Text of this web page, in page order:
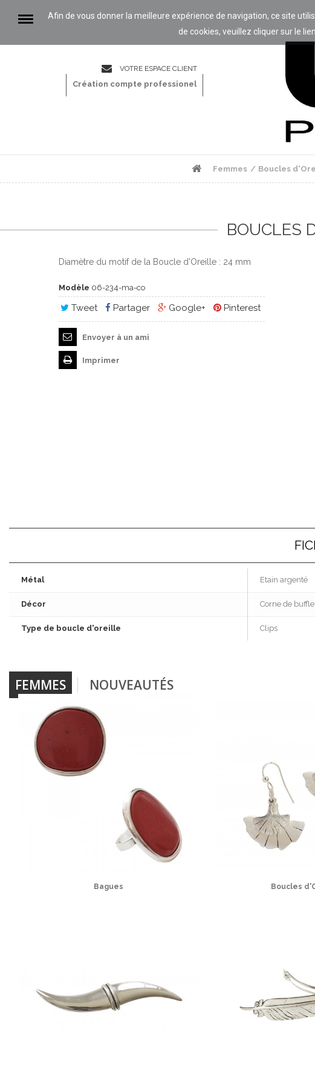
VOTRE ESPACE CLIENT
CONTACTEZ-
NOUS
Création compte professionel
Femmes Boucles
BOUCLES
Diamètre du motif de la Boucle d'Oreille : 24 mm
Modèle 06-234-ma-co
Tweet Partager Google+ Pinterest
Envoyer à un ami
Imprimer
Métal Etain argenté
Décor Corne de buffle
Type de boucle d'oreille Clips
FEMMES NOUVEAUTÉS
Bagues Boucles
Afin de vous donner la meilleure expérience de navigation, ce site
de cookies, veuillez cliquer sur le